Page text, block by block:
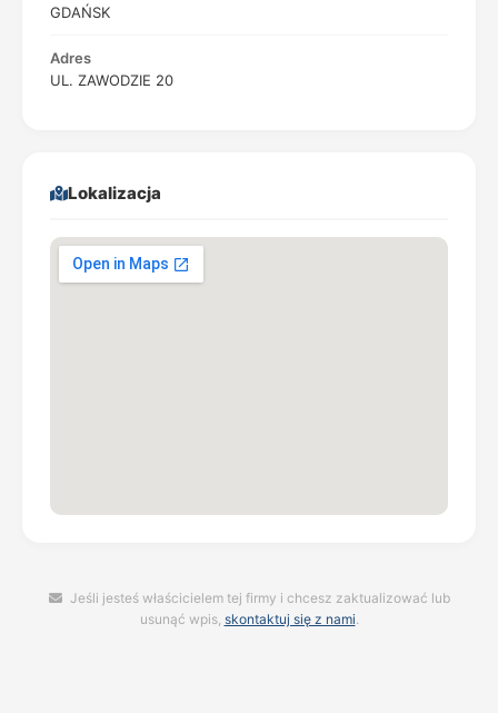
GDAŃSK
Adres
UL. ZAWODZIE 20
Lokalizacja
Jeśli jesteś właścicielem tej firmy i chcesz zaktualizować lub
usunąć wpis, skontaktuj się z nami.